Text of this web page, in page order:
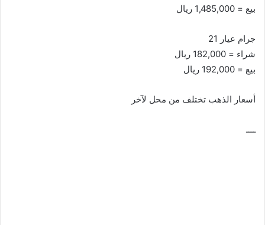
بيع = 1,485,000 ريال
جرام عيار 21
شراء = 182,000 ريال
بيع = 192,000 ريال
أسعار الذهب تختلف من محل لآخر
ــــ